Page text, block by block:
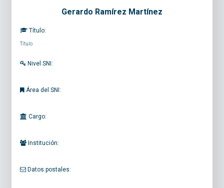
Gerardo Ramírez Martínez
Título:
Título
Nivel SNI:
Área del SNI:
Cargo:
Institución:
Datos postales: